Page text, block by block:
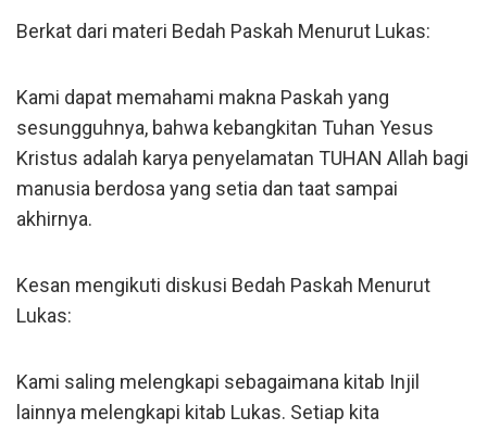
Berkat dari materi Bedah Paskah Menurut Lukas:
Kami dapat memahami makna Paskah yang
sesungguhnya, bahwa kebangkitan Tuhan Yesus
Kristus adalah karya penyelamatan TUHAN Allah bagi
manusia berdosa yang setia dan taat sampai
akhirnya.
Kesan mengikuti diskusi Bedah Paskah Menurut
Lukas:
Kami saling melengkapi sebagaimana kitab Injil
lainnya melengkapi kitab Lukas. Setiap kita